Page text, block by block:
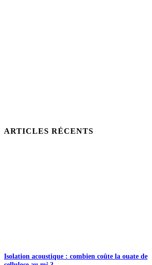
ARTICLES RÉCENTS
Isolation acoustique : combien coûte la ouate de